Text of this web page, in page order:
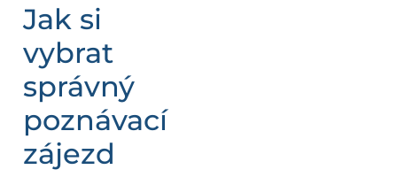
Jak si
vybrat
správný
poznávací
zájezd